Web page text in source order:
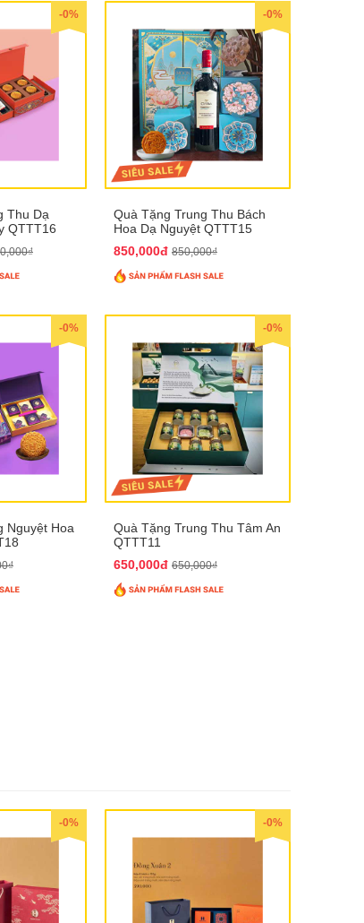
-0%
Thu Dạ
QTTT16
-0%
Quà Tặng Trung Thu Bách
Hoa Dạ Nguyệt QTTT15
850,000đ 850,000₫
-0%
Nguyệt Hoa
-0%
Quà Tặng Trung Thu Tâm An
QTTT11
650,000đ 650,000₫
-0% -0%